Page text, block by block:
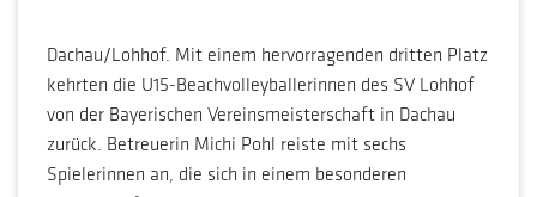
Dachau/Lohhof. Mit einem hervorragenden dritten Platz
kehrten die U15-Beachvolleyballerinnen des SV Lohhof
von der Bayerischen Vereinsmeisterschaft in Dachau
zurück. Betreuerin Michi Pohl reiste mit sechs
Spielerinnen an, die sich in einem besonderen